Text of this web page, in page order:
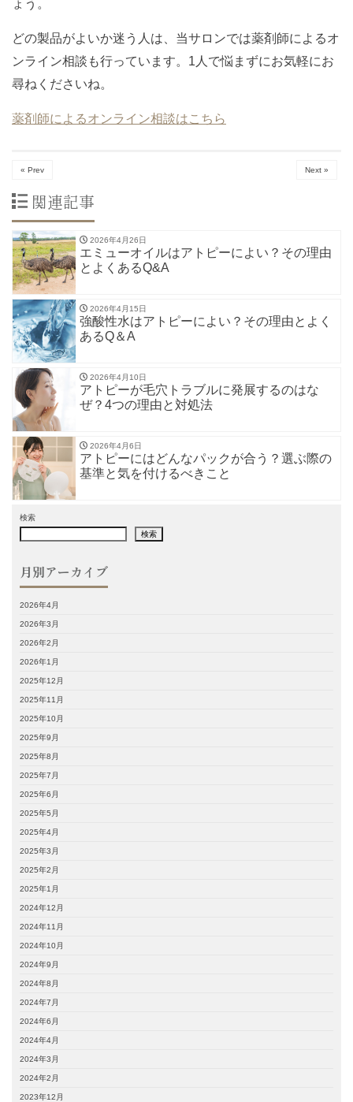
ょう。
どの製品がよいか迷う人は、当サロンでは薬剤師によるオ
ンライン相談も行っています。1人で悩まずにお気軽にお
尋ねくださいね。
薬剤師によるオンライン相談はこちら
« Prev Next »
関連記事
2026年4月26日
エミューオイルはアトピーによい？その理由
とよくあるQ&A
2026年4月15日
強酸性水はアトピーによい？その理由とよく
あるQ＆A
2026年4月10日
アトピーが毛穴トラブルに発展するのはな
ぜ？4つの理由と対処法
2026年4月6日
アトピーにはどんなパックが合う？選ぶ際の
基準と気を付けるべきこと
検索
検索
月別アーカイブ
2026年4月
2026年3月
2026年2月
2026年1月
2025年12月
2025年11月
2025年10月
2025年9月
2025年8月
2025年7月
2025年6月
2025年5月
2025年4月
2025年3月
2025年2月
2025年1月
2024年12月
2024年11月
2024年10月
2024年9月
2024年8月
2024年7月
2024年6月
2024年4月
2024年3月
2024年2月
2023年12月